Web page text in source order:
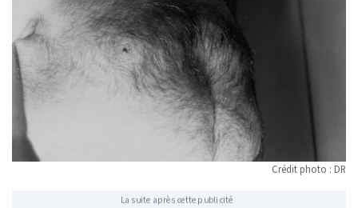
Crédit photo : DR
La suite après cette publicité